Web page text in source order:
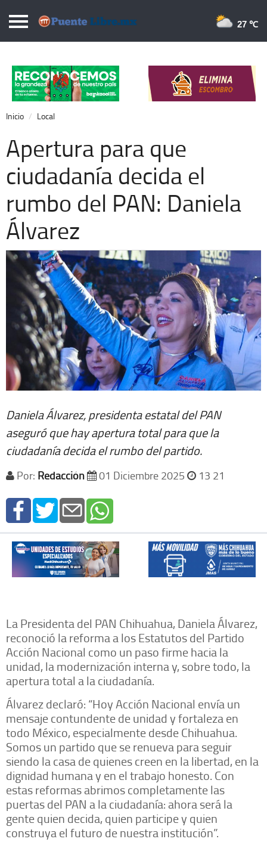
Puentelibre.mx
Local
Nacional
Opinión
Cronos
Economía
Espectáculos
Deportes
Extra +
27 ℃
Inicio Local
Apertura para que
ciudadanía decida el
rumbo del PAN: Daniela
Álvarez
Daniela Álvarez, presidenta estatal del PAN
aseguró que hay apertura total para que la
ciudadanía decida el rumbo del partido.
Por: Redacción 01 Diciembre 2025 13 21
La Presidenta del PAN Chihuahua, Daniela Álvarez,
reconoció la reforma a los Estatutos del Partido
Acción Nacional como un paso firme hacia la
unidad, la modernización interna y, sobre todo, la
apertura total a la ciudadanía.
Álvarez declaró: “Hoy Acción Nacional envía un
mensaje contundente de unidad y fortaleza en
todo México, especialmente desde Chihuahua.
Somos un partido que se renueva para seguir
siendo la casa de quienes creen en la libertad, en la
dignidad humana y en el trabajo honesto. Con
estas reformas abrimos completamente las
puertas del PAN a la ciudadanía: ahora será la
gente quien decida, quien participe y quien
construya el futuro de nuestra institución”.